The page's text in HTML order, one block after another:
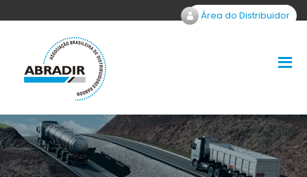
Área do Distribuidor